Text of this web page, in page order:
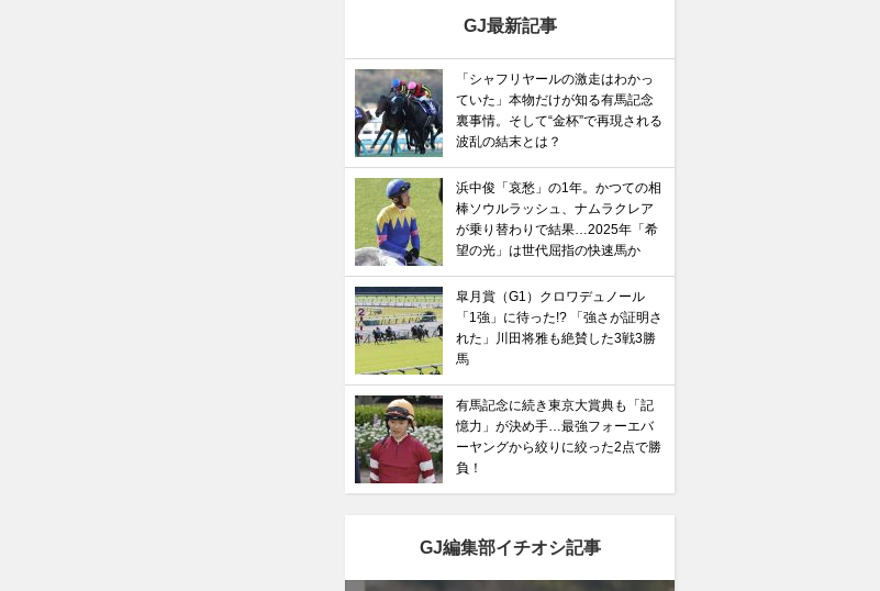
GJ最新記事
「シャフリヤールの激走はわかっ
ていた」本物だけが知る有馬記念
裏事情。そして“金杯”で再現される
波乱の結末とは？
浜中俊「哀愁」の1年。かつての相
棒ソウルラッシュ、ナムラクレア
が乗り替わりで結果…2025年「希
望の光」は世代屈指の快速馬か
皐月賞（G1）クロワデュノール
「1強」に待った!? 「強さが証明さ
れた」川田将雅も絶賛した3戦3勝
馬
有馬記念に続き東京大賞典も「記
憶力」が決め手…最強フォーエバ
ーヤングから絞りに絞った2点で勝
負！
GJ編集部イチオシ記事